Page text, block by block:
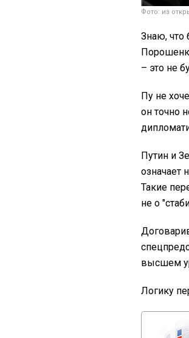
Фото: из
Знаю, что
– это не
Пу не
он точно
Путин и
означает
Такие
не о
высшем
Логику